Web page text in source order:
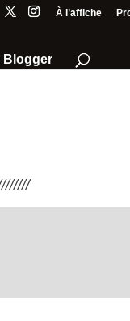
À l’affiche
Blogger